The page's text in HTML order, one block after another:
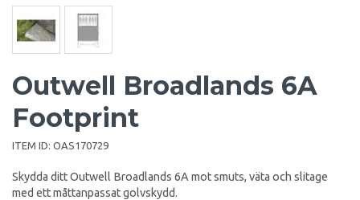
Outwell Broadlands 6A
Footprint
ITEM ID: OAS170729
Skydda ditt Outwell Broadlands 6A mot smuts, väta och slitage
med ett måttanpassat golvskydd.